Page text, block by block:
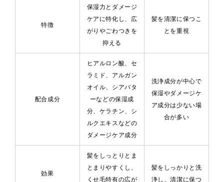
特徴
保湿力とダメージ
ケアに特化し、広
がりやごわつきを
抑える
髪を清潔に保つこ
とを重視
配合成分
ヒアルロン酸、セ
ラミド、アルガン
オイル、シアバタ
ーなどの保湿成
分、ケラチン、シ
ルクエキスなどの
ダメージケア成分
洗浄成分が中心で
保湿やダメージケ
ア成分は少ない場
合が多い
効果
髪をしっとりとま
とまりやすくし、
くせ毛特有の広が
髪をしっかりと洗
浄し、清潔に保つ